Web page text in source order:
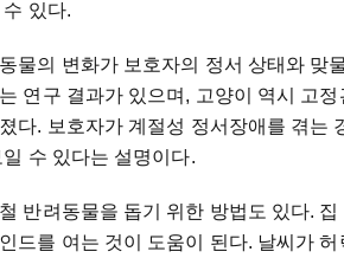
수 있다.
물의 변화가 보호자의 정서 상태와 맞
연구 결과가 있으며, 고양이 역시 고
다. 보호자가 계절성 정서장애를 겪는
일 수 있다는 설명이다.
반려동물을 돕기 위한 방법도 있다.
드를 여는 것이 도움이 된다. 날씨가